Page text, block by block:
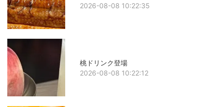
2026-08-08 10:22:35
桃ドリンク登場
2026-08-08 10:22:12